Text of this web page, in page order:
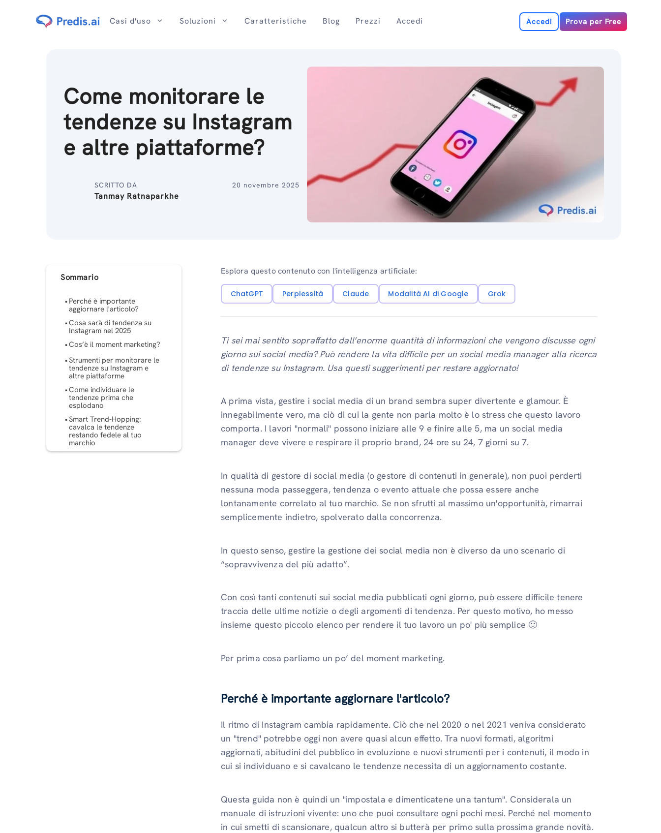
Casi d'uso Soluzioni Caratteristiche Blog Prezzi Accedi Accedi Prova per Free
Come monitorare le
tendenze su Instagram
e altre piattaforme?
SCRITTO DA
Tanmay Ratnaparkhe
20 novembre 2025
Sommario
Perché è importante
aggiornare l'articolo?
Cosa sarà di tendenza su
Instagram nel 2025
Cos’è il moment marketing?
Strumenti per monitorare le
tendenze su Instagram e
altre piattaforme
Come individuare le
tendenze prima che
esplodano
Smart Trend-Hopping:
cavalca le tendenze
restando fedele al tuo
marchio
Esplora questo contenuto con l'intelligenza artificiale:
ChatGPT Perplessità Claude Modalità AI di Google Grok
Ti sei mai sentito sopraffatto dall’enorme quantità di informazioni che vengono discusse ogni
giorno sui social media? Può rendere la vita difficile per un social media manager alla ricerca
di tendenze su Instagram. Usa questi suggerimenti per restare aggiornato!
A prima vista, gestire i social media di un brand sembra super divertente e glamour. È
innegabilmente vero, ma ciò di cui la gente non parla molto è lo stress che questo lavoro
comporta. I lavori "normali" possono iniziare alle 9 e finire alle 5, ma un social media
manager deve vivere e respirare il proprio brand, 24 ore su 24, 7 giorni su 7.
In qualità di gestore di social media (o gestore di contenuti in generale), non puoi perderti
nessuna moda passeggera, tendenza o evento attuale che possa essere anche
lontanamente correlato al tuo marchio. Se non sfrutti al massimo un'opportunità, rimarrai
semplicemente indietro, spolverato dalla concorrenza.
In questo senso, gestire la gestione dei social media non è diverso da uno scenario di
“sopravvivenza del più adatto”.
Con così tanti contenuti sui social media pubblicati ogni giorno, può essere difficile tenere
traccia delle ultime notizie o degli argomenti di tendenza. Per questo motivo, ho messo
insieme questo piccolo elenco per rendere il tuo lavoro un po' più semplice 🙂
Per prima cosa parliamo un po’ del moment marketing.
Perché è importante aggiornare l'articolo?
Il ritmo di Instagram cambia rapidamente. Ciò che nel 2020 o nel 2021 veniva considerato
un "trend" potrebbe oggi non avere quasi alcun effetto. Tra nuovi formati, algoritmi
aggiornati, abitudini del pubblico in evoluzione e nuovi strumenti per i contenuti, il modo in
cui si individuano e si cavalcano le tendenze necessita di un aggiornamento costante.
Questa guida non è quindi un "impostala e dimenticatene una tantum". Considerala un
manuale di istruzioni vivente: uno che puoi consultare ogni pochi mesi. Perché nel momento
in cui smetti di scansionare, qualcun altro si butterà per primo sulla prossima grande novità.